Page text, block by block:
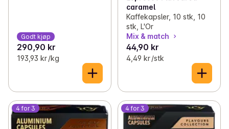
✓ Faste kupp: Tex-mex
✓ Faste kupp: Pasta 0
Godt kjøp
290,90 kr
193,93 kr /kg
caramel
Kaffekapsler, 10 stk, 10
stk, L'Or
Mix & match
44,90 kr
4,49 kr /stk
4 for 3 4 for 3